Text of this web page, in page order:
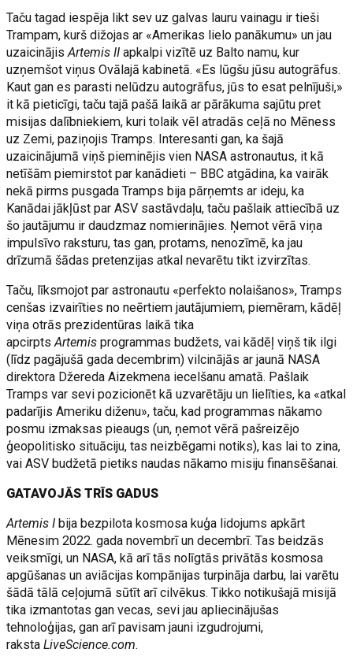
Taču tagad iespēja likt sev uz galvas lauru vainagu ir tieši
Trampam, kurš dižojas ar «Amerikas lielo panākumu» un jau
uzaicinājisArtemis II apkalpi vizītē uz Balto namu, kur
uzņemšot viņus Ovālajā kabinetā. «Es lūgšu jūsu autogrāfus.
Kaut gan es parasti nelūdzu autogrāfus, jūs to esat pelnījuši,»
it kā pieticīgi, taču tajā pašā laikā ar pārākuma sajūtu pret
misijas dalībniekiem, kuri tolaik vēl atradās ceļā no Mēness
uz Zemi, paziņojis Tramps. Interesanti gan, ka šajā
uzaicinājumā viņš pieminējis vien NASA astronautus, it kā
netīšām piemirstot par kanādieti – BBC atgādina, ka vairāk
nekā pirms pusgada Tramps bija pārņemts ar ideju, ka
Kanādai jākļūst par ASV sastāvdaļu, taču pašlaik attiecībā uz
šo jautājumu ir daudzmaz nomierinājies. Ņemot vērā viņa
impulsīvo raksturu, tas gan, protams, nenozīmē, ka jau
drīzumā šādas pretenzijas atkal nevarētu tikt izvirzītas.
Taču, līksmojot par astronautu «perfekto nolaišanos», Tramps
cenšas izvairīties no neērtiem jautājumiem, piemēram, kādēļ
viņa otrās prezidentūras laikā tika
apcirptsArtemisprogrammas budžets, vai kādēļ viņš tik ilgi
(līdz pagājušā gada decembrim) vilcinājās ar jaunā NASA
direktora Džereda Aizekmena iecelšanu amatā. Pašlaik
Tramps var sevi pozicionēt kā uzvarētāju un lielīties, ka «atkal
padarījis Ameriku diženu», taču, kad programmas nākamo
posmu izmaksas pieaugs (un, ņemot vērā pašreizējo
ģeopolitisko situāciju, tas neizbēgami notiks), kas lai to zina,
vai ASV budžetā pietiks naudas nākamo misiju finansēšanai.
GATAVOJĀS TRĪS GADUS
Artemis Ibija bezpilota kosmosa kuģa lidojums apkārt
Mēnesim 2022. gada novembrī un decembrī. Tas beidzās
veiksmīgi, un NASA, kā arī tās nolīgtās privātās kosmosa
apgūšanas un aviācijas kompānijas turpināja darbu, lai varētu
šādā tālā ceļojumā sūtīt arī cilvēkus. Tikko notikušajā misijā
tika izmantotas gan vecas, sevi jau apliecinājušas
tehnoloģijas, gan arī pavisam jauni izgudrojumi,
rakstaLiveScience.com.